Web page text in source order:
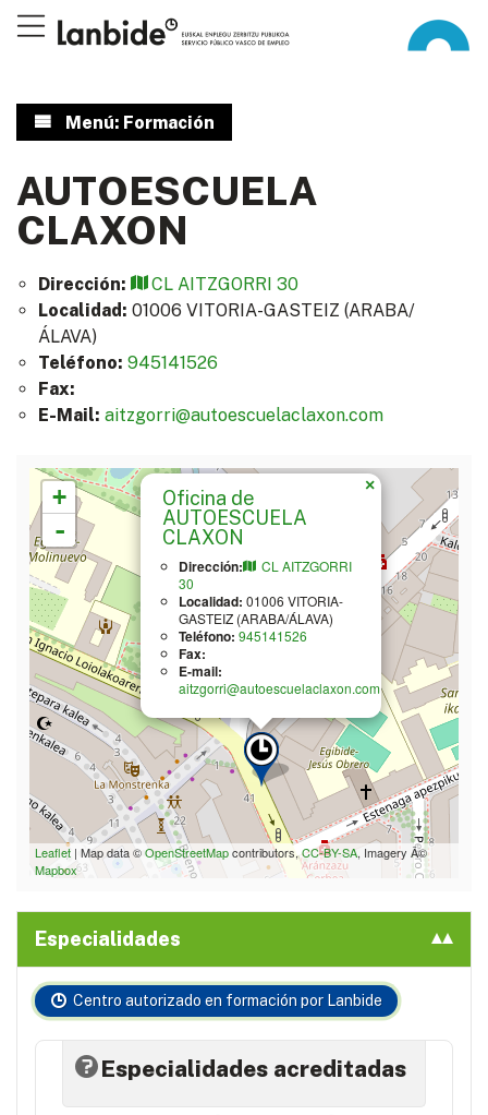
Menú: Formación
AUTOESCUELA
CLAXON
Dirección:
CL AITZGORRI 30
Localidad: 01006 VITORIA-GASTEIZ (ARABA/
ÁLAVA)
Teléfono: 945141526
Fax:
E-Mail: aitzgorri@autoescuelaclaxon.com
×
Oficina de
AUTOESCUELA
CLAXON
Dirección:
CL AITZGORRI
30
Localidad: 01006 VITORIA-
GASTEIZ (ARABA/ÁLAVA)
Teléfono: 945141526
Fax:
E-mail:
aitzgorri@autoescuelaclaxon.com
+
-
Leaflet | Map data ©OpenStreetMapcontributors,CC-BY-SA, Imagery Â©
Mapbox
Especialidades
Centro autorizado en formación por Lanbide
Especialidades acreditadas